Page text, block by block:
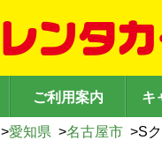
ご利用案内 キ
>愛知県 >名古屋市 >S